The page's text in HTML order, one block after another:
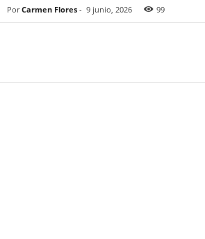
Por Carmen Flores - 9 junio, 2026 99